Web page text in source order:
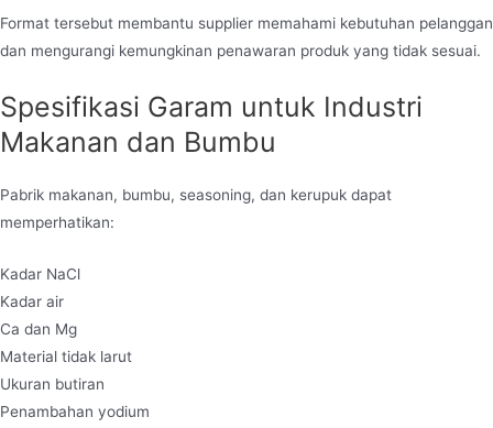
Format tersebut membantu supplier memahami kebutuhan pelanggan
dan mengurangi kemungkinan penawaran produk yang tidak sesuai.
Spesifikasi Garam untuk Industri
Makanan dan Bumbu
Pabrik makanan, bumbu, seasoning, dan kerupuk dapat
memperhatikan:
Kadar NaCl
Kadar air
Ca dan Mg
Material tidak larut
Ukuran butiran
Penambahan yodium